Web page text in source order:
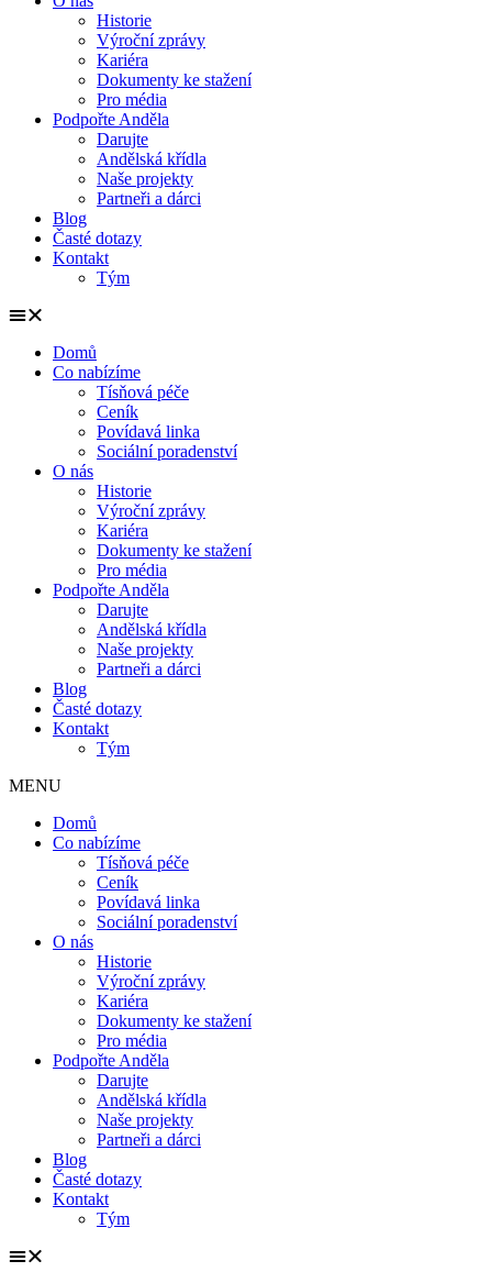
Historie
Výroční zprávy
Kariéra
Dokumenty ke stažení
Pro média
Podpořte Anděla
Darujte
Andělská křídla
Naše projekty
Partneři a dárci
Blog
Časté dotazy
Kontakt
Tým
Domů
Co nabízíme
Tísňová péče
Ceník
Povídavá linka
Sociální poradenství
O nás
Historie
Výroční zprávy
Kariéra
Dokumenty ke stažení
Pro média
Podpořte Anděla
Darujte
Andělská křídla
Naše projekty
Partneři a dárci
Blog
Časté dotazy
Kontakt
Tým
MENU
Domů
Co nabízíme
Tísňová péče
Ceník
Povídavá linka
Sociální poradenství
O nás
Historie
Výroční zprávy
Kariéra
Dokumenty ke stažení
Pro média
Podpořte Anděla
Darujte
Andělská křídla
Naše projekty
Partneři a dárci
Blog
Časté dotazy
Kontakt
Tým